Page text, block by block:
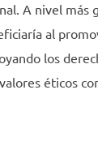
A nivel más
al
los
éticos